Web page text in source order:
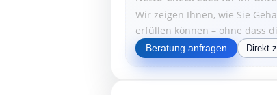
Wir zeigen Ihnen, wie Sie
erfüllen können – ohne dass
Beratung anfragen Direkt